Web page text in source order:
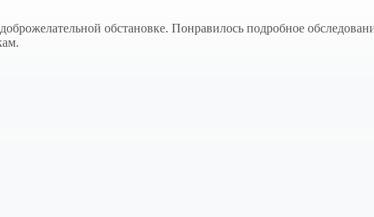
обстановке. Понравилось подробное